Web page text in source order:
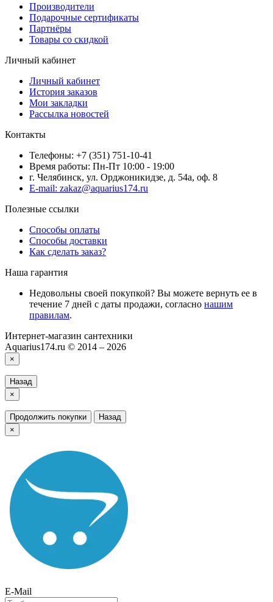
Производители
Подарочные сертификаты
Партнёры
Товары со скидкой
Личный кабинет
Личный кабинет
История заказов
Мои закладки
Рассылка новостей
Контакты
Телефоны: +7 (351) 751-10-41
Время работы: Пн-Пт 10:00 - 19:00
г. Челябинск, ул. Орджоникидзе, д. 54а, оф. 8
E-mail: zakaz@aquarius174.ru
Полезные ссылки
Способы оплаты
Способы доставки
Как сделать заказ?
Наша гарантия
Недовольны своей покупкой? Вы можете вернуть ее в
течение 7 дней с даты продажи, согласно нашим
правилам.
Интернет-магазин сантехники
Aquarius174.ru © 2014 – 2026
×
Назад
×
Продолжить покупки
Назад
×
E-Mail